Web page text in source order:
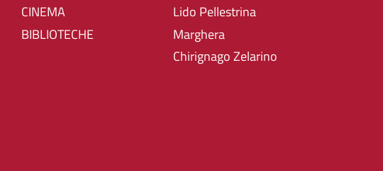
CINEMA
BIBLIOTECHE
Lido Pellestrina
Marghera
Chirignago Zelarino